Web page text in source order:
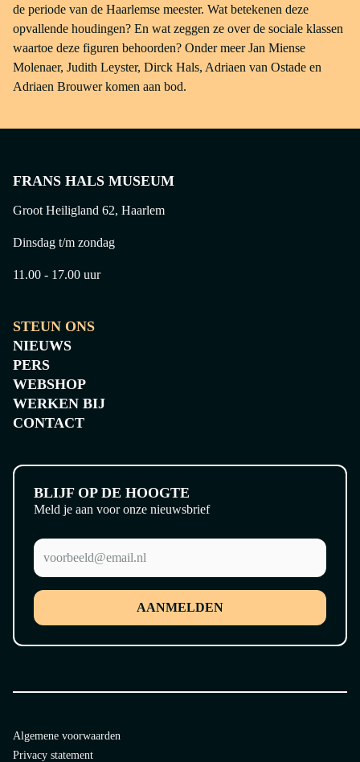
de periode van de Haarlemse meester. Wat betekenen deze
opvallende houdingen? En wat zeggen ze over de sociale klassen
waartoe deze figuren behoorden? Onder meer Jan Miense
Molenaer, Judith Leyster, Dirck Hals, Adriaen van Ostade en
Adriaen Brouwer komen aan bod.
FRANS HALS MUSEUM
Groot Heiligland 62, Haarlem
Dinsdag t/m zondag
11.00 - 17.00 uur
STEUN ONS
NIEUWS
PERS
WEBSHOP
WERKEN BIJ
CONTACT
BLIJF OP DE HOOGTE
Meld je aan voor onze nieuwsbrief
AANMELDEN
Algemene voorwaarden
Privacy statement